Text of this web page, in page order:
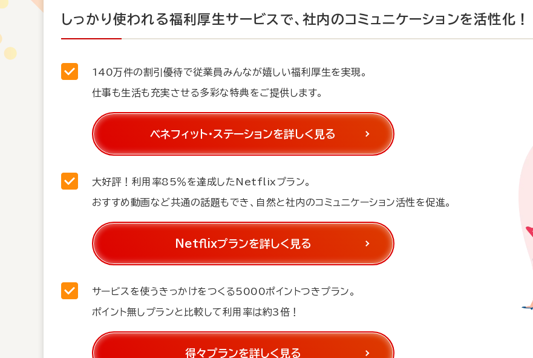
しっかり使われる福利厚生サービスで、社内のコミュニケーションを活性化！
140万件の割引優待で従業員みんなが嬉しい福利厚生を実現。
仕事も生活も充実させる多彩な特典をご提供します。
ベネフィット・ステーションを詳しく見る
大好評！利用率85％を達成したNetflixプラン。
おすすめ動画など共通の話題もでき、自然と社内のコミュニケーション活性を促進。
Netflixプランを詳しく見る
サービスを使うきっかけをつくる5000ポイントつきプラン。
ポイント無しプランと比較して利用率は約3倍！
得々プランを詳しく見る